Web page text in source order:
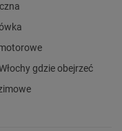
gdzie obejrzeć